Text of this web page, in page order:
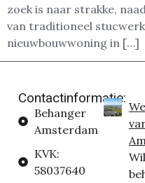
zoek is naar strakke,
van traditioneel
nieuwbouwwoning in […]
Contactinformatie:
Behanger
Amsterdam
KVK:
58037640